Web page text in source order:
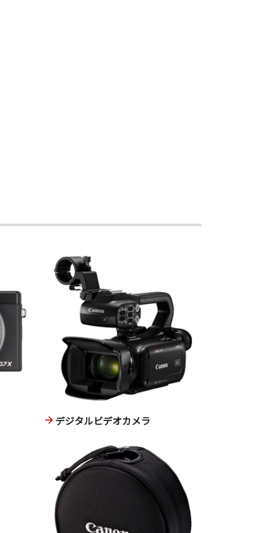
デジタルビデオカメラ